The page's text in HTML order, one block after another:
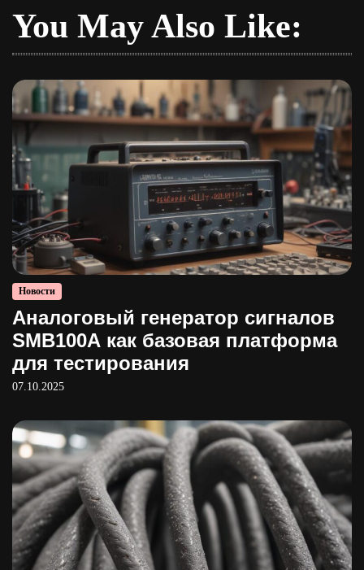
You May Also Like:
Новости
Аналоговый генератор сигналов
SMB100A как базовая платформа
для тестирования
07.10.2025